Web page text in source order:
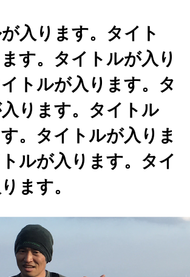
入ります。タイト
す。タイトルが入り
トルが入ります。タ
ります。タイトル
。タイトルが入りま
ルが入ります。タイ
ます。